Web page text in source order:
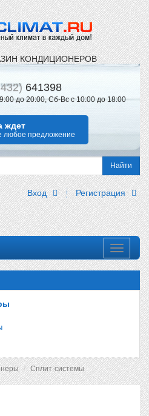
КОНДИЦИОНЕРОВ
641398
до 20:00, Сб-Вс с 10:00 до 18:00
ждет
любое предложение
Найти
Вход Регистрация
Сплит-системы